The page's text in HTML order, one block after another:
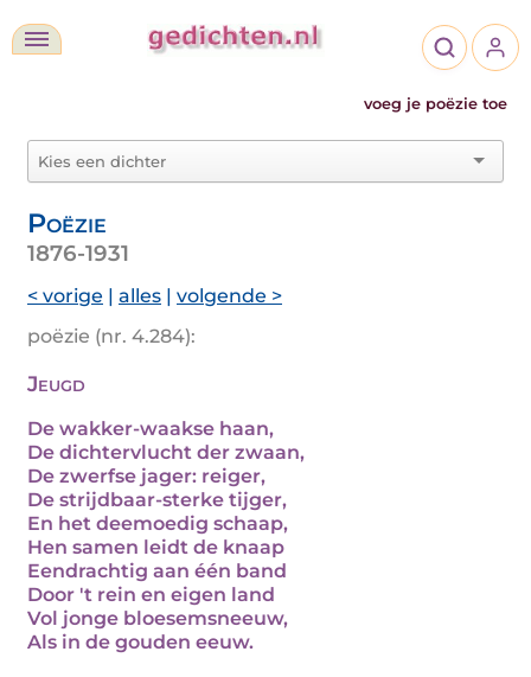
voeg je poëzie toe
Poëzie
1876-1931
< vorige | alles | volgende >
poëzie (nr. 4.284):
Jeugd
De wakker-waakse haan,
De dichtervlucht der zwaan,
De zwerfse jager: reiger,
De strijdbaar-sterke tijger,
En het deemoedig schaap,
Hen samen leidt de knaap
Eendrachtig aan één band
Door 't rein en eigen land
Vol jonge bloesemsneeuw,
Als in de gouden eeuw.